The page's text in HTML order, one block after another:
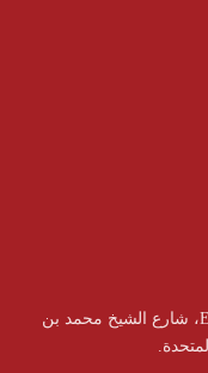
المنطقة الحرّة لمدينة الشارقة للنشر E311، شارع الشيخ محمد بن